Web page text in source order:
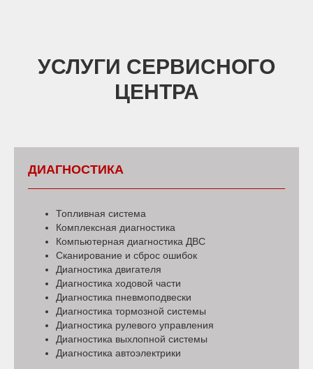
УСЛУГИ СЕРВИСНОГО
ЦЕНТРА
ДИАГНОСТИКА
Топливная система
Комплексная диагностика
Компьютерная диагностика ДВС
Сканирование и сброс ошибок
Диагностика двигателя
Диагностика ходовой части
Диагностика пневмоподвески
Диагностика тормозной системы
Диагностика рулевого управления
Диагностика выхлопной системы
Диагностика автоэлектрики